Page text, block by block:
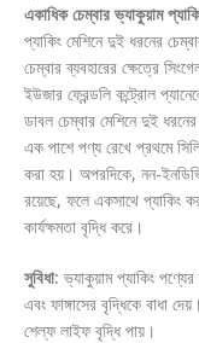
একাধিক চেম্বার ভ্যাকুয়াম
প্যাকিং মেশিনে দুই ধরনের
চেম্বার ব্যবহারের ক্ষেত্রে
ইউজার ফ্রেন্ডলি কন্ট্রোল
ডাবল চেম্বার মেশিনে দুই
এক পাশে পণ্য রেখে প্রথমে
করা হয়। অপরদিকে, নন-
রয়েছে, ফলে একসাথে প্যাকিং
কার্যক্ষমতা বৃদ্ধি করে।
সুবিধা:ভ্যাকুয়াম প্যাকিং
এবং ফাঙ্গাসের বৃদ্ধিকে বাধা
শেল্ফ লাইফ বৃদ্ধি পায়।